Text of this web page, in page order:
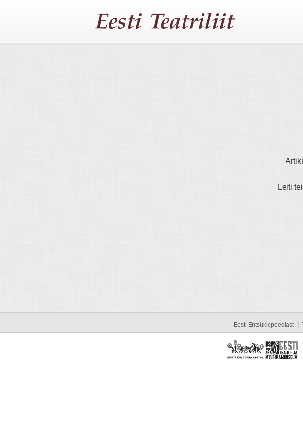
Leiti
Eesti Entsüklopeediast